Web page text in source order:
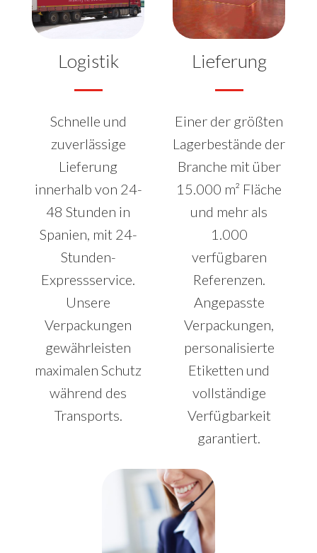
Logistik
Schnelle und
zuverlässige
Lieferung
innerhalb von 24-
48 Stunden in
Spanien, mit 24-
Stunden-
Expressservice.
Unsere
Verpackungen
gewährleisten
maximalen Schutz
während des
Transports.
Lieferung
Einer der größten
Lagerbestände der
Branche mit über
15.000 m² Fläche
und mehr als
1.000
verfügbaren
Referenzen.
Angepasste
Verpackungen,
personalisierte
Etiketten und
vollständige
Verfügbarkeit
garantiert.